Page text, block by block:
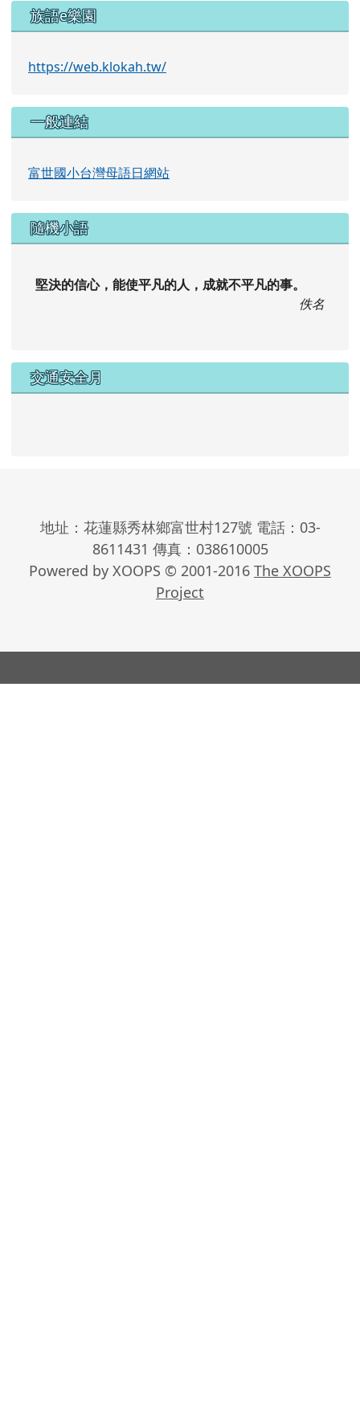
族語e樂園
https://web.klokah.tw/
一般連結
富世國小台灣母語日網站
隨機小語
堅決的信心，能使平凡的人，成就不平凡的事。
佚名
交通安全月
地址：花蓮縣秀林鄉富世村127號 電話：03-
8611431 傳真：038610005
Powered by XOOPS © 2001-2016 The XOOPS
Project